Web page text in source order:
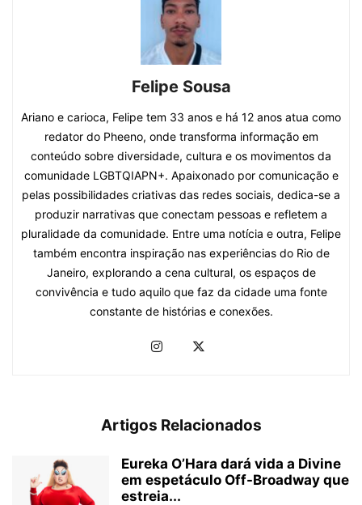
Felipe Sousa
Ariano e carioca, Felipe tem 33 anos e há 12 anos atua como
redator do Pheeno, onde transforma informação em
conteúdo sobre diversidade, cultura e os movimentos da
comunidade LGBTQIAPN+. Apaixonado por comunicação e
pelas possibilidades criativas das redes sociais, dedica-se a
produzir narrativas que conectam pessoas e refletem a
pluralidade da comunidade. Entre uma notícia e outra, Felipe
também encontra inspiração nas experiências do Rio de
Janeiro, explorando a cena cultural, os espaços de
convivência e tudo aquilo que faz da cidade uma fonte
constante de histórias e conexões.
Artigos Relacionados
Eureka O’Hara dará vida a Divine
em espetáculo Off-Broadway que
estreia...